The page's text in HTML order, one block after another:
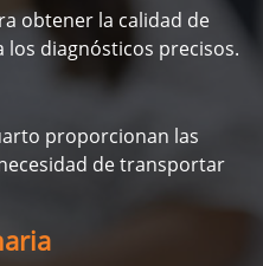
obtener la calidad de
los diagnósticos precisos.
proporcionan las
de transportar